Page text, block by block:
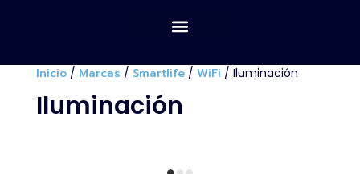
Inicio/ Marcas / Smartlife/ WiFi / Iluminación
Iluminación